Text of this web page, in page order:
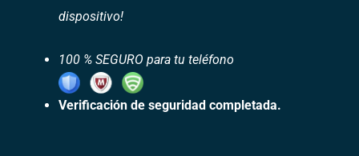
dispositivo!
100 % SEGURO para tu teléfono
Verificación de seguridad completada.